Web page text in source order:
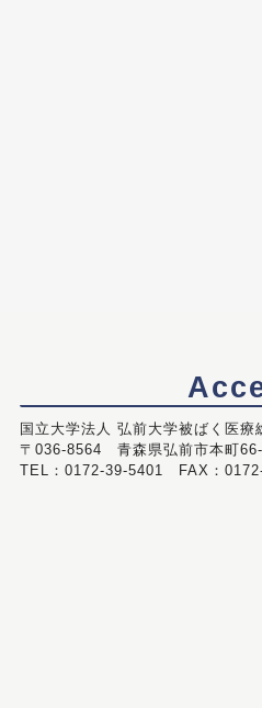
国立大学法人 弘前大学被ばく医療
〒036-8564 青森県弘前市本町
TEL：0172-39-5401 FAX：